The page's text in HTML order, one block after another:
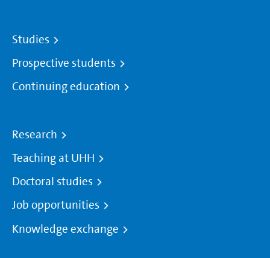
Studies
Prospective students
Continuing education
Research
Teaching at UHH
Doctoral studies
Job opportunities
Knowledge exchange